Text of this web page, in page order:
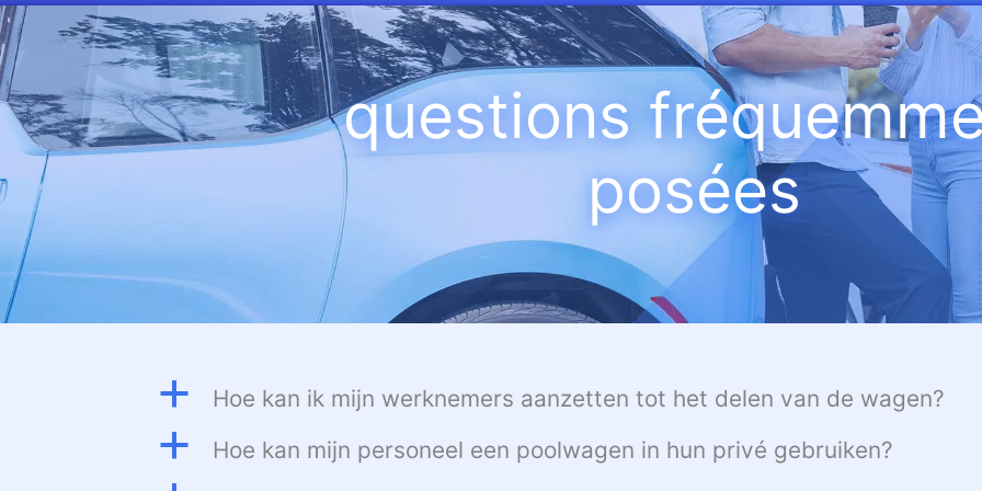
Aller
au
contenu
questions
posées
a Hoe kan ik mijn werknemers aanzetten tot het delen van de wagen?
a Hoe kan mijn personeel een poolwagen in hun privé gebruiken?